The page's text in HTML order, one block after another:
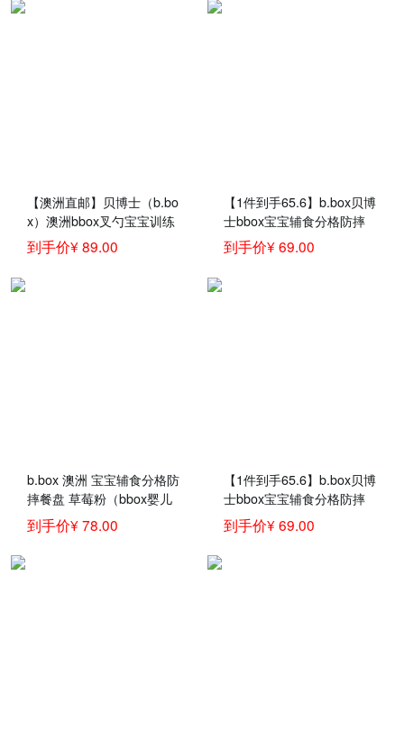
【澳洲直邮】贝博士（b.bo
x）澳洲bbox叉勺宝宝训练
勺子 儿童辅食餐具套装 黄
灰色叉勺套装
到手价¥ 89.00
【1件到手65.6】b.box贝博
士bbox宝宝辅食分格防摔
餐具bbox婴儿学食碗儿童
分隔餐盘 草莓粉
到手价¥ 69.00
b.box 澳洲 宝宝辅食分格防
摔餐盘 草莓粉（bbox婴儿
学食碗 儿童辅食分隔餐
具）
到手价¥ 78.00
【1件到手65.6】b.box贝博
士bbox宝宝辅食分格防摔
餐具bbox婴儿学食碗儿童
分隔餐盘 海水蓝
到手价¥ 69.00